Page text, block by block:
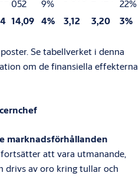
052
9%
22%
14,09 4% 3,12 3,20 3%
Se tabellverket i denna
om de finansiella effekterna
marknadsförhållanden
att vara utmanande,
drivs av oro kring tullar och